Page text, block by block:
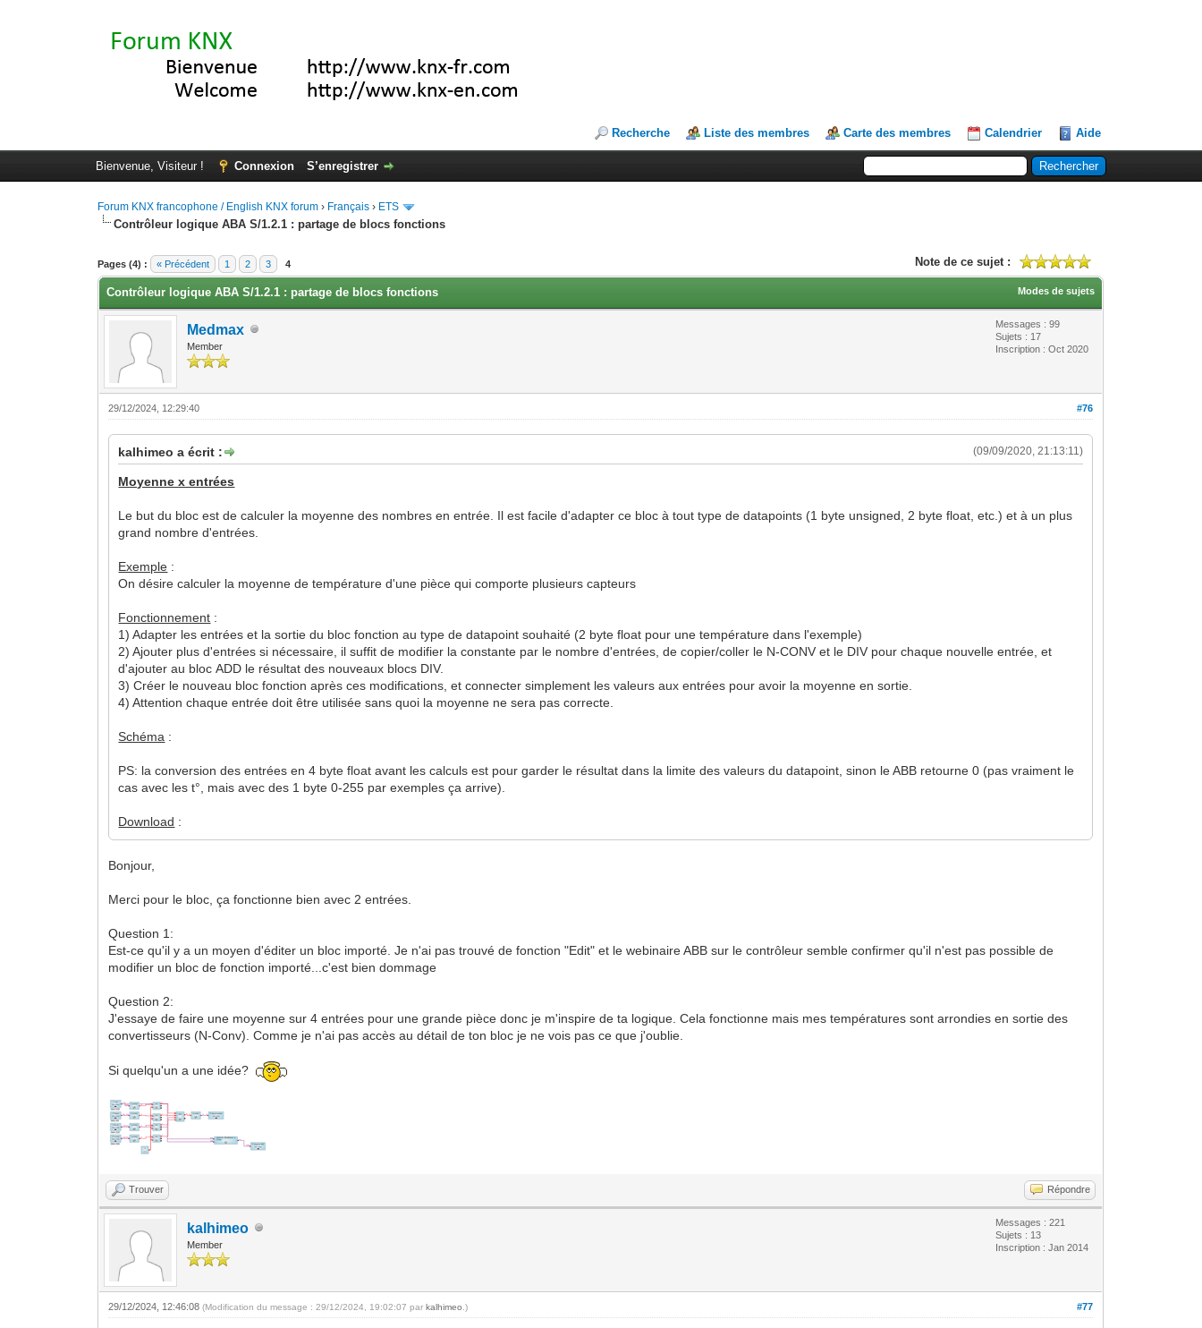
Recherche Liste des membres Carte des membres Calendrier Aide
Bienvenue, Visiteur ! Connexion S’enregistrer
Forum KNX francophone / English KNX forum › Français › ETS
Contrôleur logique ABA S/1.2.1 : partage de blocs fonctions
Pages (4) : « Précédent 1 2 3 4 Note de ce sujet :
Moyenne : 5 (1 vote(s))
1
2
3
4
5
Modes de sujets
Contrôleur logique ABA S/1.2.1 : partage de blocs fonctions
Medmax
Member
Messages : 99
Sujets : 17
Inscription : Oct 2020
#76
29/12/2024, 12:29:40
(09/09/2020, 21:13:11)
kalhimeo a écrit :
Moyenne x entrées
Le but du bloc est de calculer la moyenne des nombres en entrée. Il est facile d'adapter ce bloc à tout type de datapoints (1 byte unsigned, 2 byte float, etc.) et à un plus
grand nombre d'entrées.
Exemple :
On désire calculer la moyenne de température d'une pièce qui comporte plusieurs capteurs
Fonctionnement :
1) Adapter les entrées et la sortie du bloc fonction au type de datapoint souhaité (2 byte float pour une température dans l'exemple)
2) Ajouter plus d'entrées si nécessaire, il suffit de modifier la constante par le nombre d'entrées, de copier/coller le N-CONV et le DIV pour chaque nouvelle entrée, et
d'ajouter au bloc ADD le résultat des nouveaux blocs DIV.
3) Créer le nouveau bloc fonction après ces modifications, et connecter simplement les valeurs aux entrées pour avoir la moyenne en sortie.
4) Attention chaque entrée doit être utilisée sans quoi la moyenne ne sera pas correcte.
Schéma :
PS: la conversion des entrées en 4 byte float avant les calculs est pour garder le résultat dans la limite des valeurs du datapoint, sinon le ABB retourne 0 (pas vraiment le
cas avec les t°, mais avec des 1 byte 0-255 par exemples ça arrive).
Download :
Bonjour,
Merci pour le bloc, ça fonctionne bien avec 2 entrées.
Question 1:
Est-ce qu'il y a un moyen d'éditer un bloc importé. Je n'ai pas trouvé de fonction "Edit" et le webinaire ABB sur le contrôleur semble confirmer qu'il n'est pas possible de
modifier un bloc de fonction importé...c'est bien dommage
Question 2:
J'essaye de faire une moyenne sur 4 entrées pour une grande pièce donc je m'inspire de ta logique. Cela fonctionne mais mes températures sont arrondies en sortie des
convertisseurs (N-Conv). Comme je n'ai pas accès au détail de ton bloc je ne vois pas ce que j'oublie.
Si quelqu'un a une idée?
Trouver Répondre
kalhimeo
Member
Messages : 221
Sujets : 13
Inscription : Jan 2014
#77
29/12/2024, 12:46:08(Modification du message : 29/12/2024, 19:02:07 parkalhimeo .)